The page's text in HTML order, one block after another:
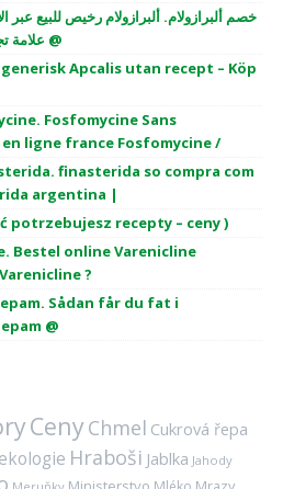
خصم ألبرازولام. ألبرازولام رخيص للبيع عبر
علامة تجارية بدون وصفة طبية ألبرازولام @
Apcalis utan recept – Köp
Fosfomycine Sans
ligne france Fosfomycine /
finasterida so compra com
argentina |
potrzebujesz recepty – ceny )
Bestel online Varenicline
?
Sådan får du fat i
@
CenyChmel Cukrová řepa
ekologie Hraboši Jablka Jahody